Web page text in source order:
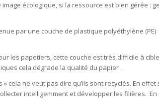
écologique, si la ressource est bien gérée :
par une couche de plastique polyéthylène
les papetiers, cette couche est très difficile à
cela dégrade la qualité du papier .
» cela ne veut pas dire qu’ils sont recyclés. En
intelligemment et développer les filières.